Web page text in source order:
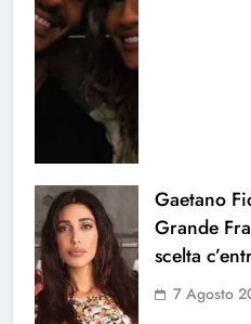
Gaetano
Grande
scelta
7 Agosto